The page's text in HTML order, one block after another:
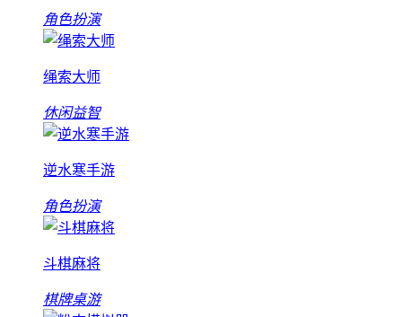
角色扮演
绳索大师
休闲益智
逆水寒手游
角色扮演
斗棋麻将
棋牌桌游